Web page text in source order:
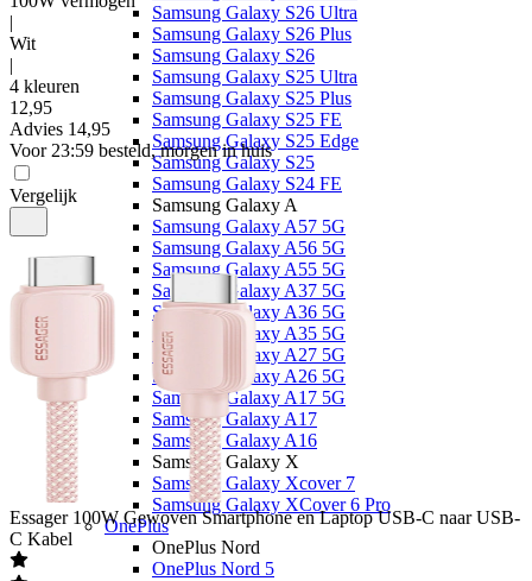
Samsung Galaxy S26 Ultra
Samsung Galaxy S26 Plus
Samsung Galaxy S26
Samsung Galaxy S25 Ultra
Samsung Galaxy S25 Plus
Samsung Galaxy S25 FE
Samsung Galaxy S25 Edge
Samsung Galaxy S25
Samsung Galaxy S24 FE
Samsung Galaxy A
Samsung Galaxy A57 5G
Samsung Galaxy A56 5G
Samsung Galaxy A55 5G
Samsung Galaxy A37 5G
Samsung Galaxy A36 5G
Samsung Galaxy A35 5G
Samsung Galaxy A27 5G
Samsung Galaxy A26 5G
Samsung Galaxy A17 5G
Samsung Galaxy A17
Samsung Galaxy A16
Samsung Galaxy X
Samsung Galaxy Xcover 7
Samsung Galaxy XCover 6 Pro
OnePlus
OnePlus Nord
OnePlus Nord 5
|
Wit
|
4 kleuren
12,95
Advies 14,95
Voor 23:59 besteld, morgen in huis
Vergelijk
Essager 100W Gewoven Smartphone en Laptop USB-C naar USB-
C Kabel